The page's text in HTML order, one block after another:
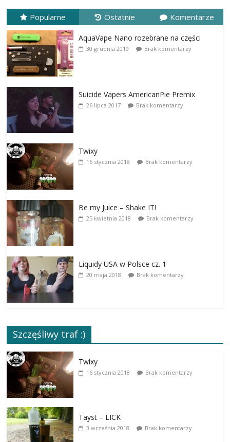
Popularne Ostatnie Komentarze
AquaVape Nano rozebrane na części
30 grudnia 2019 Brak komentarzy
Suicide Vapers AmericanPie Premix
26 lipca 2017 Brak komentarzy
Twixy
16 stycznia 2018 Brak komentarzy
Be my Juice – Shake IT!
25 kwietnia 2018 Brak komentarzy
Liquidy USA w Polsce cz. 1
20 maja 2018 Brak komentarzy
Szczęśliwy traf :)
Twixy
16 stycznia 2018 Brak komentarzy
Tayst – LICK
3 września 2018 Brak komentarzy